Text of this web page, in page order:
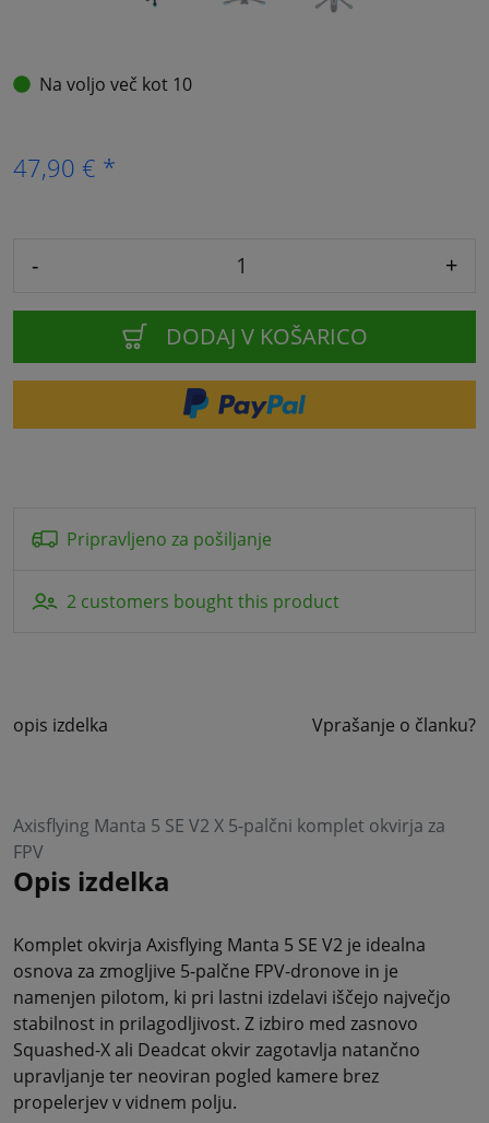
Na voljo več kot 10
47,90 € *
- +
DODAJ V KOŠARICO
Pripravljeno za pošiljanje
2 customers bought this product
opis izdelka Vprašanje o članku?
Axisflying Manta 5 SE V2 X 5-palčni komplet okvirja za
FPV
Opis izdelka
Komplet okvirja Axisflying Manta 5 SE V2 je idealna
osnova za zmogljive 5-palčne FPV-dronove in je
namenjen pilotom, ki pri lastni izdelavi iščejo največjo
stabilnost in prilagodljivost. Z izbiro med zasnovo
Squashed-X ali Deadcat okvir zagotavlja natančno
upravljanje ter neoviran pogled kamere brez
propelerjev v vidnem polju.